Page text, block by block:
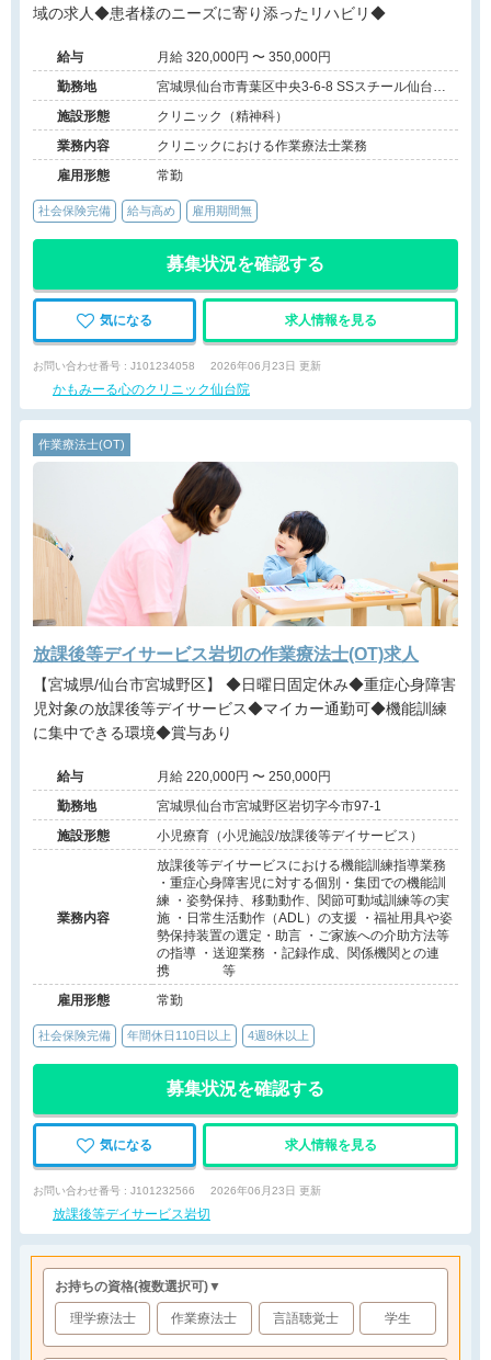
域の求人◆患者様のニーズに寄り添ったリハビリ◆
給与
月給 320,000円 〜 350,000円
勤務地
宮城県仙台市青葉区中央3-6-8 SSスチール仙台駅
前ビルⅡ 3F
施設形態
クリニック（精神科）
業務内容
クリニックにおける作業療法士業務
雇用形態
常勤
社会保険完備 給与高め 雇用期間無
募集状況を確認する
気になる 求人情報を見る
お問い合わせ番号 : J101234058 2026年06月23日 更新
かもみーる心のクリニック仙台院
作業療法士(OT)
放課後等デイサービス岩切の作業療法士(OT)求人
【宮城県/仙台市宮城野区】 ◆日曜日固定休み◆重症心身障害
児対象の放課後等デイサービス◆マイカー通勤可◆機能訓練
に集中できる環境◆賞与あり
給与
月給 220,000円 〜 250,000円
勤務地
宮城県仙台市宮城野区岩切字今市97-1
施設形態
小児療育（小児施設/放課後等デイサービス）
業務内容
放課後等デイサービスにおける機能訓練指導業務
・重症心身障害児に対する個別・集団での機能訓
練 ・姿勢保持、移動動作、関節可動域訓練等の実
施 ・日常生活動作（ADL）の支援 ・福祉用具や姿
勢保持装置の選定・助言 ・ご家族への介助方法等
の指導 ・送迎業務 ・記録作成、関係機関との連
携 等
雇用形態
常勤
社会保険完備 年間休日110日以上 4週8休以上
募集状況を確認する
気になる 求人情報を見る
お問い合わせ番号 : J101232566 2026年06月23日 更新
放課後等デイサービス岩切
お持ちの資格(複数選択可)▼
理学療法士 作業療法士 言語聴覚士 学生